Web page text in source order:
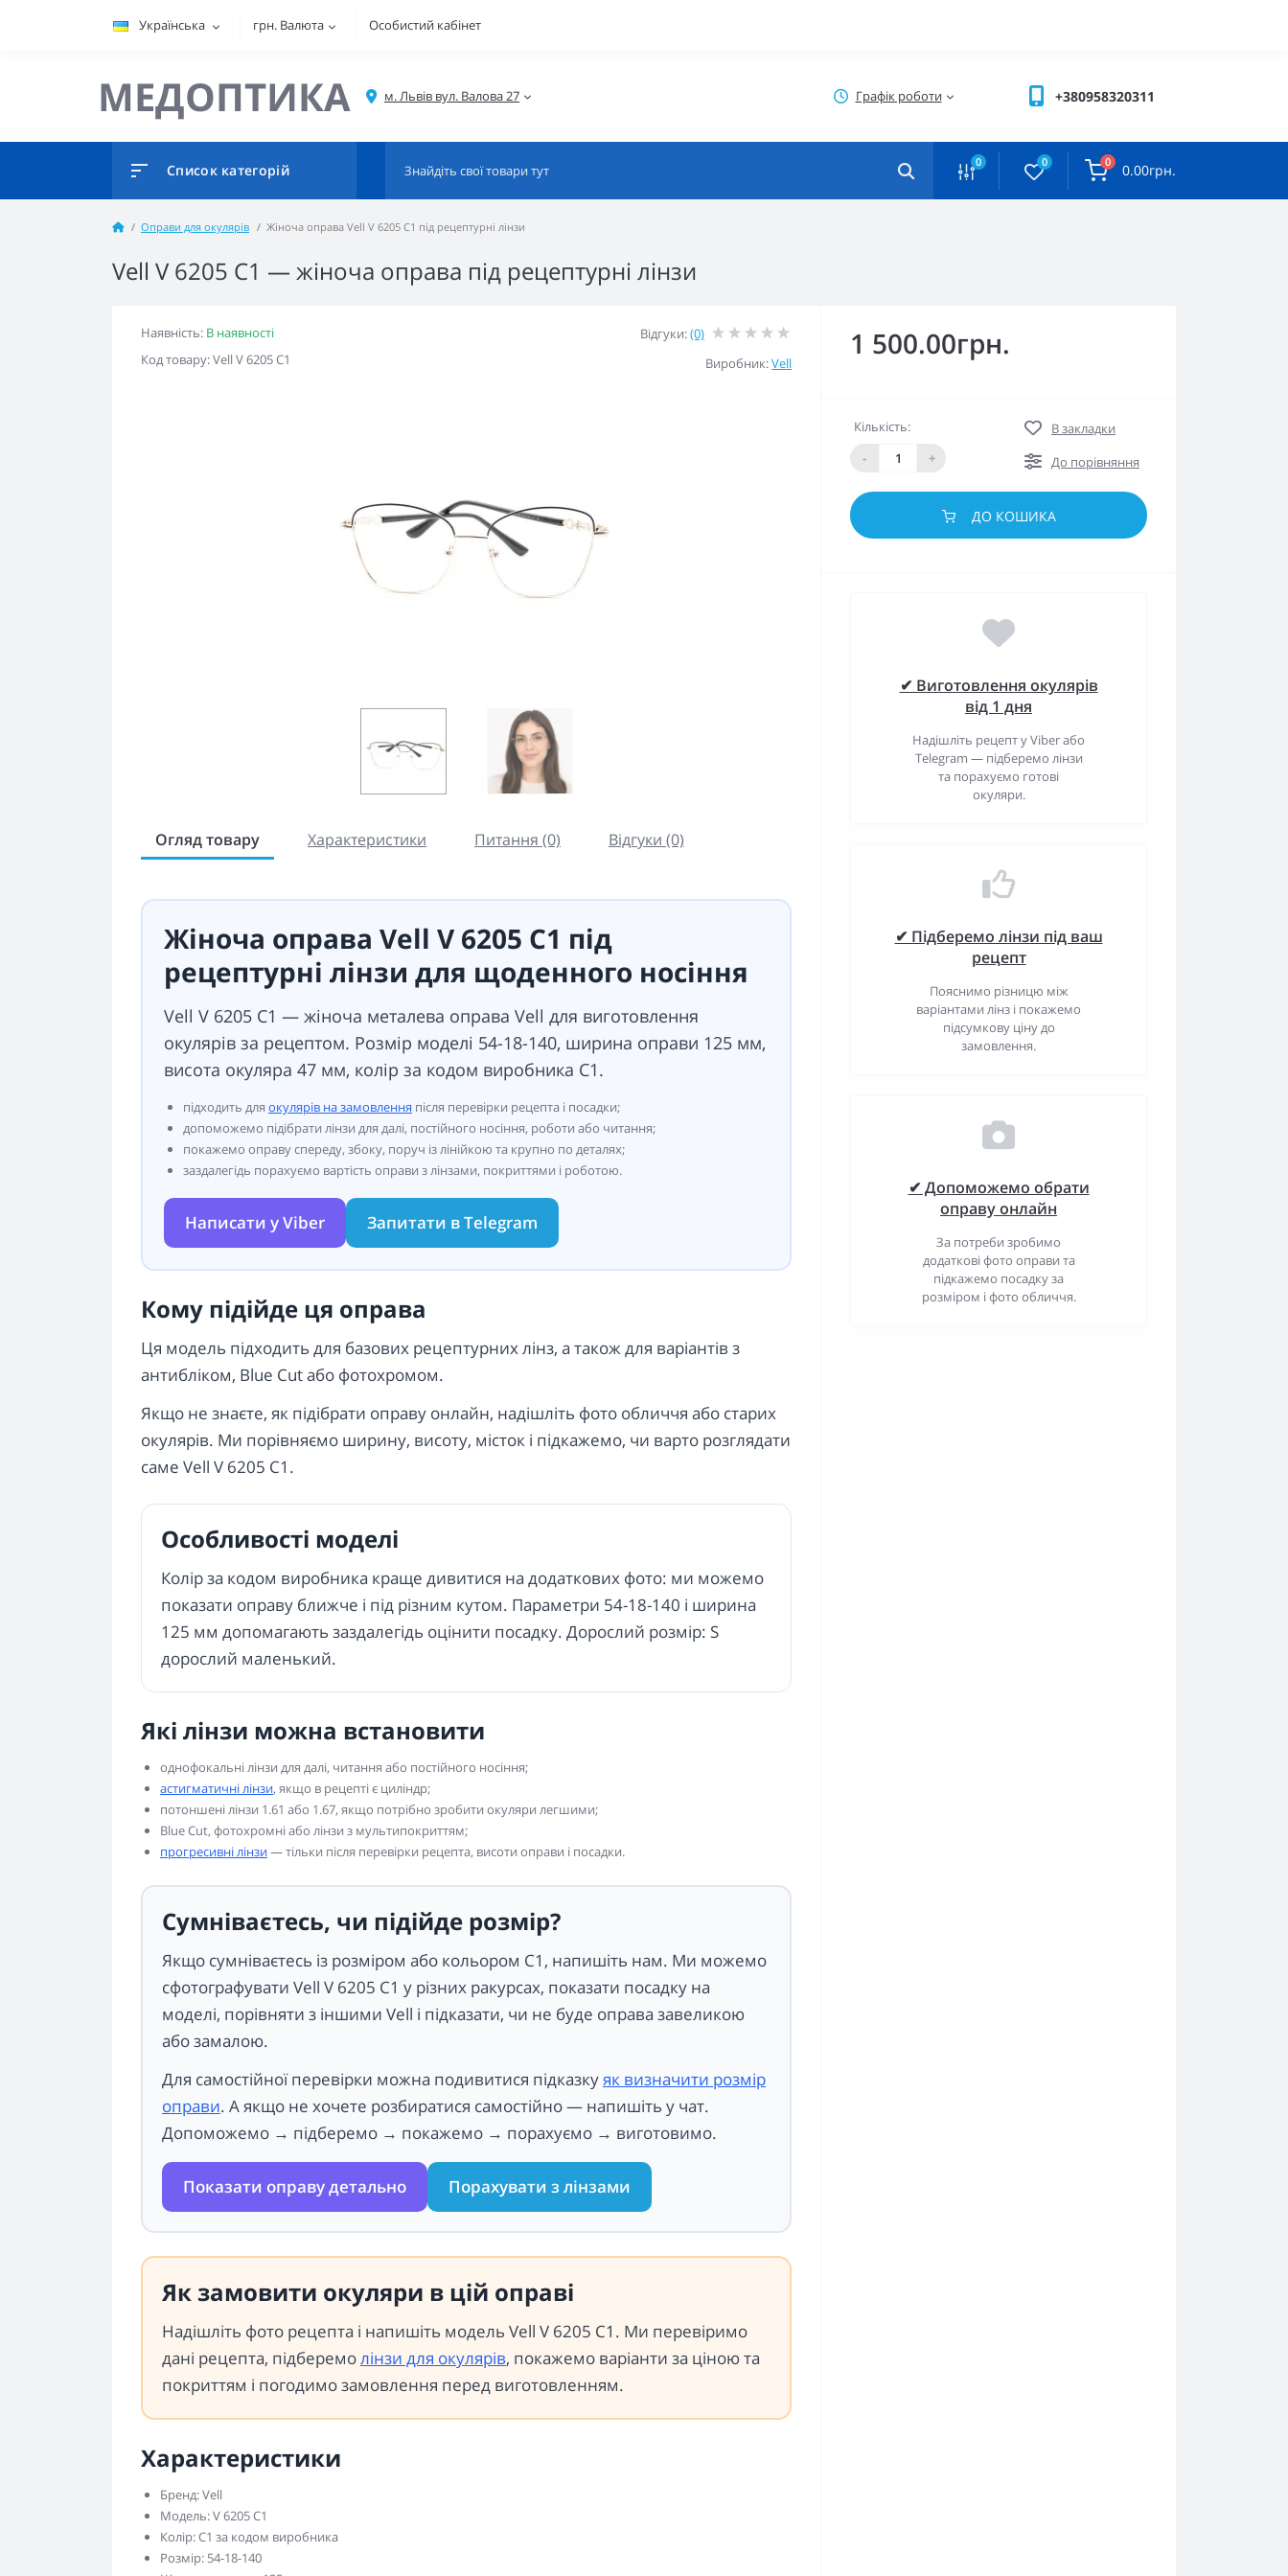
Українська грн. Валюта Особистий кабінет
МЕДОПТИКА Графік роботи +380958320311
Список категорій 0 0 0 0.00грн.
Оправи для окулярів Жіноча оправа Vell V 6205 C1 під рецептурні лінзи
Vell V 6205 C1 — жіноча оправа під рецептурні лінзи
Наявність: В наявності
Код товару: Vell V 6205 C1
Відгуки:(0)
Виробник:Vell
Огляд товару Характеристики Питання (0) Відгуки (0)
Жіноча оправа Vell V 6205 C1 під
рецептурні лінзи для щоденного носіння
Vell V 6205 C1 — жіноча металева оправа Vell для виготовлення
окулярів за рецептом. Розмір моделі 54-18-140, ширина оправи 125 мм,
висота окуляра 47 мм, колір за кодом виробника C1.
підходить для окулярів на замовлення після перевірки рецепта і посадки;
допоможемо підібрати лінзи для далі, постійного носіння, роботи або читання;
покажемо оправу спереду, збоку, поруч із лінійкою та крупно по деталях;
заздалегідь порахуємо вартість оправи з лінзами, покриттями і роботою.
Написати у Viber Запитати в Telegram
Кому підійде ця оправа
Ця модель підходить для базових рецептурних лінз, а також для варіантів з
антибліком, Blue Cut або фотохромом.
Якщо не знаєте, як підібрати оправу онлайн, надішліть фото обличчя або старих
окулярів. Ми порівняємо ширину, висоту, місток і підкажемо, чи варто розглядати
саме Vell V 6205 C1.
Особливості моделі
Колір за кодом виробника краще дивитися на додаткових фото: ми можемо
показати оправу ближче і під різним кутом. Параметри 54-18-140 і ширина
125 мм допомагають заздалегідь оцінити посадку. Дорослий розмір: S
дорослий маленький.
Які лінзи можна встановити
однофокальні лінзи для далі, читання або постійного носіння;
астигматичні лінзи, якщо в рецепті є циліндр;
потоншені лінзи 1.61 або 1.67, якщо потрібно зробити окуляри легшими;
Blue Cut, фотохромні або лінзи з мультипокриттям;
прогресивні лінзи— тільки після перевірки рецепта, висоти оправи і посадки.
Сумніваєтесь, чи підійде розмір?
Якщо сумніваєтесь із розміром або кольором C1, напишіть нам. Ми можемо
сфотографувати Vell V 6205 C1 у різних ракурсах, показати посадку на
моделі, порівняти з іншими Vell і підказати, чи не буде оправа завеликою
або замалою.
Для самостійної перевірки можна подивитися підказкуяк визначити розмір
оправи. А якщо не хочете розбиратися самостійно — напишіть у чат.
Допоможемо → підберемо → покажемо → порахуємо → виготовимо.
Показати оправу детально Порахувати з лінзами
Як замовити окуляри в цій оправі
Надішліть фото рецепта і напишіть модель Vell V 6205 C1. Ми перевіримо
дані рецепта, підберемолінзи для окулярів, покажемо варіанти за ціною та
покриттям і погодимо замовлення перед виготовленням.
Характеристики
Бренд: Vell
Модель: V 6205 C1
Колір: C1 за кодом виробника
Розмір: 54-18-140
1 500.00грн.
Кількість:
-
+
В закладки
До порівняння
ДО КОШИКА
✔ Виготовлення окулярів
від 1 дня
Надішліть рецепт у Viber або
Telegram — підберемо лінзи
та порахуємо готові
окуляри.
✔ Підберемо лінзи під ваш
рецепт
Пояснимо різницю між
варіантами лінз і покажемо
підсумкову ціну до
замовлення.
✔ Допоможемо обрати
оправу онлайн
За потреби зробимо
додаткові фото оправи та
підкажемо посадку за
розміром і фото обличчя.